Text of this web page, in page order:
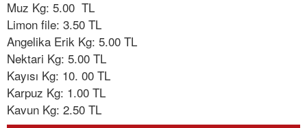
Muz Kg: 5.00 TL
Limon file: 3.50 TL
Angelika Erik Kg: 5.00 TL
Nektari Kg: 5.00 TL
Kayısı Kg: 10. 00 TL
Karpuz Kg: 1.00 TL
Kavun Kg: 2.50 TL